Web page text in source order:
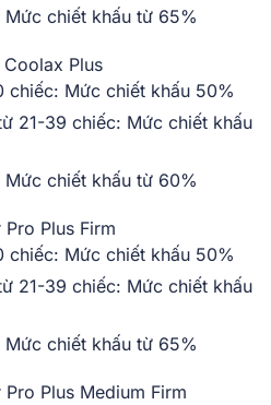
chiết khấu từ 65%
Plus
chiếc: Mức chiết khấu 50%
21-39 chiếc: Mức chiết khấu
chiết khấu từ 60%
Plus Firm
chiếc: Mức chiết khấu 50%
21-39 chiếc: Mức chiết khấu
chiết khấu từ 65%
Plus Medium Firm